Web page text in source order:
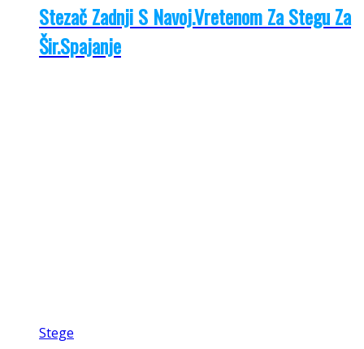
Stezač Zadnji S Navoj.Vretenom Za Stegu Za
Šir.Spajanje
Stege